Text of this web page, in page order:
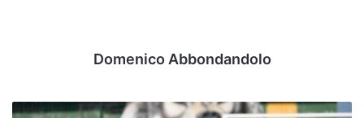
Domenico Abbondandolo
Serie